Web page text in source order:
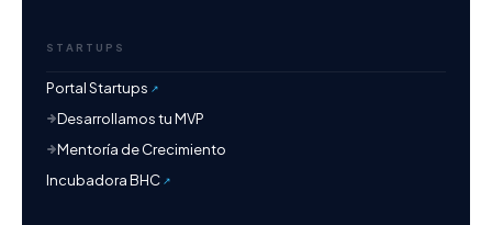
STARTUPS
Portal Startups
Desarrollamos tu MVP
Mentoría de Crecimiento
Incubadora BHC